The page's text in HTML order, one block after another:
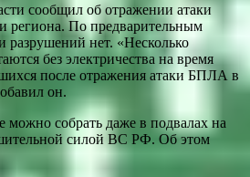
сообщил об отражении атаки
региона. По предварительным
разрушений нет. «Несколько
без электричества на время
после отражения атаки БПЛА в
он.
собрать даже в подвалах на
силой ВС РФ. Об этом